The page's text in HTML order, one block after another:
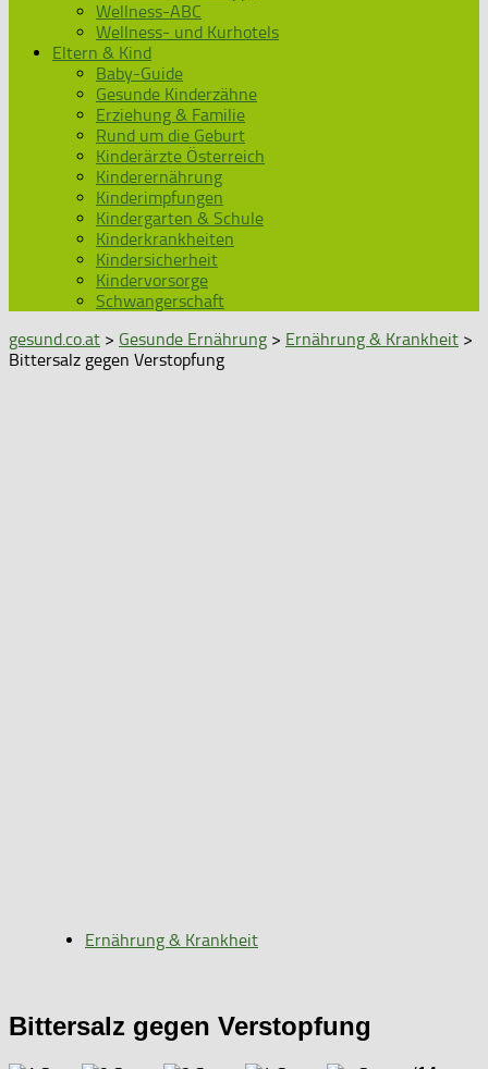
Wellness-ABC
Wellness- und Kurhotels
Eltern & Kind
Baby-Guide
Gesunde Kinderzähne
Erziehung & Familie
Rund um die Geburt
Kinderärzte Österreich
Kinderernährung
Kinderimpfungen
Kindergarten & Schule
Kinderkrankheiten
Kindersicherheit
Kindervorsorge
Schwangerschaft
gesund.co.at > Gesunde Ernährung > Ernährung & Krankheit >
Bittersalz gegen Verstopfung
Ernährung & Krankheit
Bittersalz gegen Verstopfung